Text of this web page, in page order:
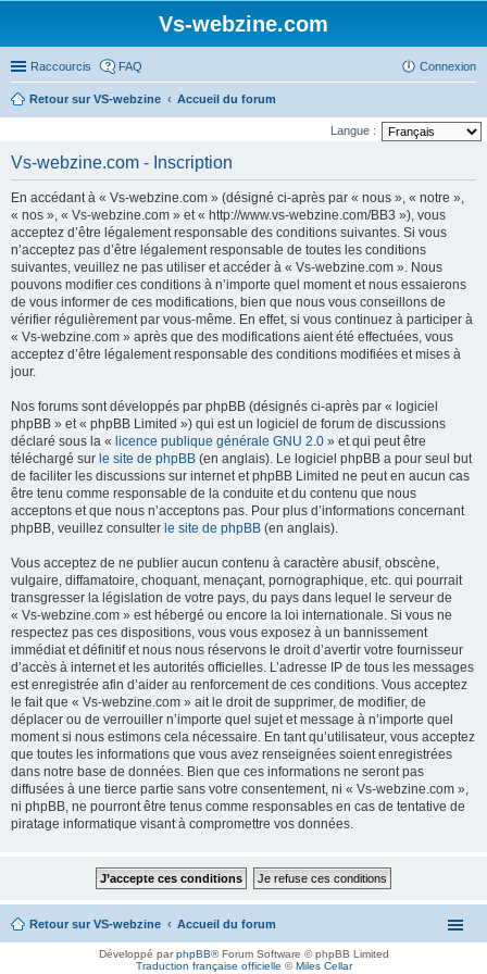
Vs-webzine.com
Raccourcis FAQ Connexion
Retour sur VS-webzine Accueil du forum
Langue :
Vs-webzine.com - Inscription
En accédant à « Vs-webzine.com » (désigné ci-après par « nous », « notre »,
« nos », « Vs-webzine.com » et « http://www.vs-webzine.com/BB3 »), vous
acceptez d’être légalement responsable des conditions suivantes. Si vous
n’acceptez pas d’être légalement responsable de toutes les conditions
suivantes, veuillez ne pas utiliser et accéder à « Vs-webzine.com ». Nous
pouvons modifier ces conditions à n’importe quel moment et nous essaierons
de vous informer de ces modifications, bien que nous vous conseillons de
vérifier régulièrement par vous-même. En effet, si vous continuez à participer à
« Vs-webzine.com » après que des modifications aient été effectuées, vous
acceptez d’être légalement responsable des conditions modifiées et mises à
jour.
Nos forums sont développés par phpBB (désignés ci-après par « logiciel
phpBB » et « phpBB Limited ») qui est un logiciel de forum de discussions
déclaré sous la « licence publique générale GNU 2.0 » et qui peut être
téléchargé sur le site de phpBB (en anglais). Le logiciel phpBB a pour seul but
de faciliter les discussions sur internet et phpBB Limited ne peut en aucun cas
être tenu comme responsable de la conduite et du contenu que nous
acceptons et que nous n’acceptons pas. Pour plus d’informations concernant
phpBB, veuillez consulter le site de phpBB (en anglais).
Vous acceptez de ne publier aucun contenu à caractère abusif, obscène,
vulgaire, diffamatoire, choquant, menaçant, pornographique, etc. qui pourrait
transgresser la législation de votre pays, du pays dans lequel le serveur de
« Vs-webzine.com » est hébergé ou encore la loi internationale. Si vous ne
respectez pas ces dispositions, vous vous exposez à un bannissement
immédiat et définitif et nous nous réservons le droit d’avertir votre fournisseur
d’accès à internet et les autorités officielles. L’adresse IP de tous les messages
est enregistrée afin d’aider au renforcement de ces conditions. Vous acceptez
le fait que « Vs-webzine.com » ait le droit de supprimer, de modifier, de
déplacer ou de verrouiller n’importe quel sujet et message à n’importe quel
moment si nous estimons cela nécessaire. En tant qu’utilisateur, vous acceptez
que toutes les informations que vous avez renseignées soient enregistrées
dans notre base de données. Bien que ces informations ne seront pas
diffusées à une tierce partie sans votre consentement, ni « Vs-webzine.com »,
ni phpBB, ne pourront être tenus comme responsables en cas de tentative de
piratage informatique visant à compromettre vos données.
Retour sur VS-webzine Accueil du forum
Développé parphpBB® Forum Software © phpBB Limited
Traduction française officielle ©Miles Cellar